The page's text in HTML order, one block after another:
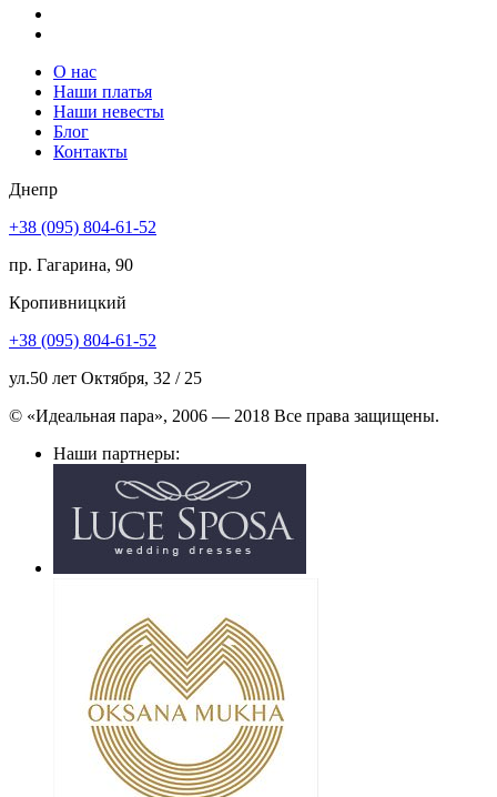
О нас
Наши платья
Наши невесты
Блог
Контакты
Днепр
+38 (095) 804-61-52
пр. Гагарина, 90
Кропивницкий
+38 (095) 804-61-52
ул.50 лет Октября, 32 / 25
© «Идеальная пара», 2006 — 2018 Все права защищены.
Наши партнеры: